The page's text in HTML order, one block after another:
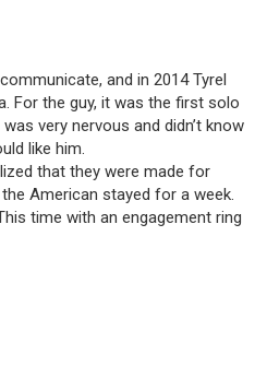
and in 2014 Tyrel
For the guy, it was the first solo
very nervous and didn’t know
like him.
that they were made for
American stayed for a week.
time with an engagement ring